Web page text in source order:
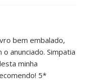
bem embalado,
anunciado. Simpatia
minha
5*